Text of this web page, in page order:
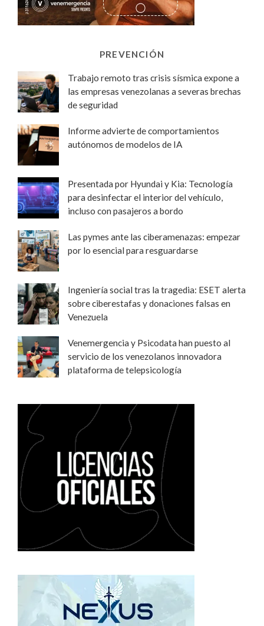
PREVENCIÓN
Trabajo remoto tras crisis sísmica expone a
las empresas venezolanas a severas brechas
de seguridad
Informe advierte de comportamientos
autónomos de modelos de IA
Presentada por Hyundai y Kia: Tecnología
para desinfectar el interior del vehículo,
incluso con pasajeros a bordo
Las pymes ante las ciberamenazas: empezar
por lo esencial para resguardarse
Ingeniería social tras la tragedia: ESET alerta
sobre ciberestafas y donaciones falsas en
Venezuela
Venemergencia y Psicodata han puesto al
servicio de los venezolanos innovadora
plataforma de telepsicología